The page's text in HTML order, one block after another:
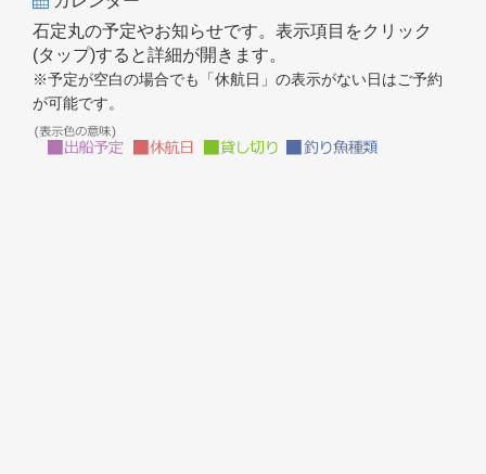
石定丸の予定やお知らせです。表示項目をクリック
(タップ)すると詳細が開きます。
※予定が空白の場合でも「休航日」の表示がない日はご予約
が可能です。